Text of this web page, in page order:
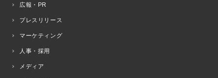
広報・PR
プレスリリース
マーケティング
人事・採用
メディア